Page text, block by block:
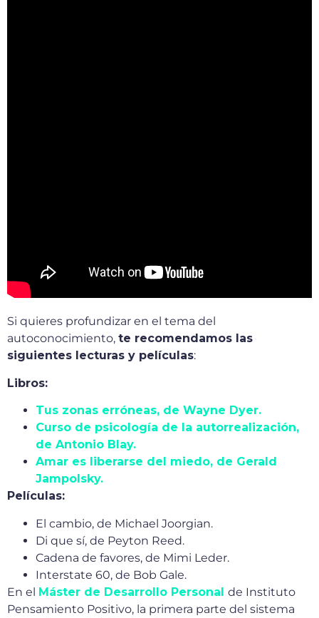
Si quieres profundizar en el tema del
autoconocimiento, te recomendamos las
siguientes lecturas y películas:
Libros:
Tus zonas erróneas, de Wayne Dyer.
Curso de psicología de la autorrealización,
de Antonio Blay.
Amar es liberarse del miedo, de Gerald
Jampolsky.
Películas:
El cambio, de Michael Joorgian.
Di que sí, de Peyton Reed.
Cadena de favores, de Mimi Leder.
Interstate 60, de Bob Gale.
En el Máster de Desarrollo Personal de Instituto
Pensamiento Positivo, la primera parte del sistema